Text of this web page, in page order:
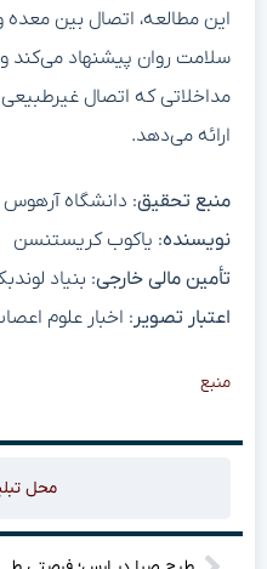
این مطالعه، اتصال بین معده
سلامت روان پیشنهاد می‌کند و
مداخلاتی که اتصال
ارائه می‌دهد.
منبع تحقیق: دانشگاه آرهوس
نویسنده: یاکوب کریستنسن
تأمین مالی خارجی: بنیاد
اعتبار تصویر : اخبار علوم
منبع
محل